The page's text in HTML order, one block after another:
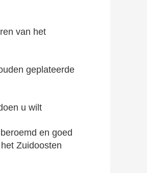
van het
geplateerde
u wilt
en goed
Zuidoosten